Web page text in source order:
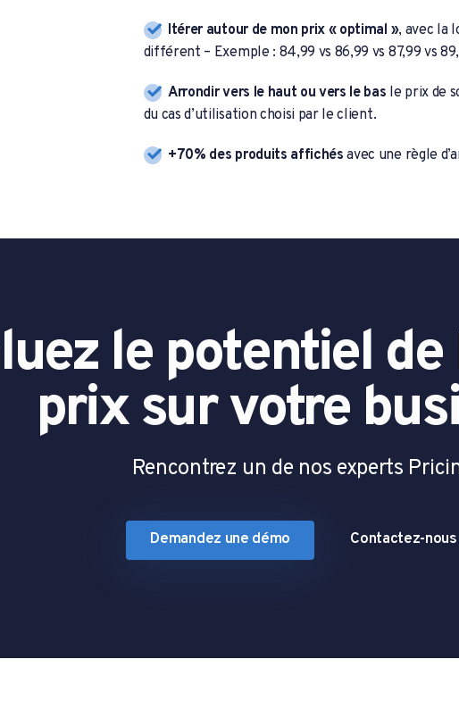
Itérer autour de mon prix « optimal », avec la
différent – Exemple : 84,99 vs 86,99 vs 87,99 vs
Arrondir vers le haut ou vers le bas le prix de
du cas d’utilisation choisi par le client.
+70% des produits affichés avec une règle
le potentiel de
prix sur votre
Rencontrez un de nos experts
Demandez une démo Contactez-nous